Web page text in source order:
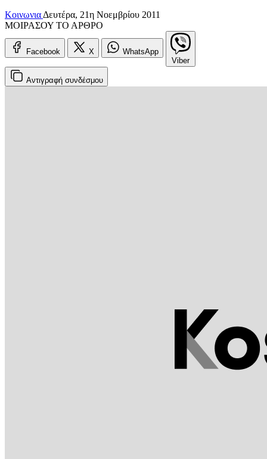
Κοινωνια Δευτέρα, 21η Νοεμβρίου 2011
ΜΟΙΡΑΣΟΥ ΤΟ ΑΡΘΡΟ
Facebook X
WhatsApp
Viber
Αντιγραφή συνδέσμου